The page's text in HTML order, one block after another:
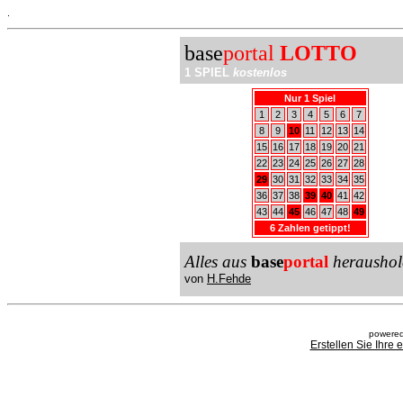
baseportal LOTTO
1 SPIEL kostenlos
Nur 1 Spiel
1
2 3 4 5 6
7
8
9 10 11 12 13
14
15
16 17 18 19 20 21
22 23 24 25 26 27 28
29 30 31 32 33 34 35
36 37 38 39 40 41
42
43 44 45 46 47 48 49
6 Zahlen getippt!
Alles aus baseportal
von H.Fehde
Erstellen Sie Ihre